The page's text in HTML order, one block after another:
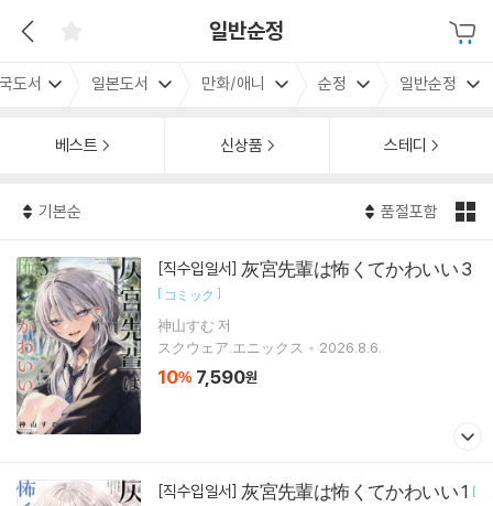
일반순정
도서 일본도서 만화/애니 순정 일반순정
베스트 신상품 스테디
기본순 품절포함
[직수입일서] 灰宮先輩は怖くてかわいい 3
[ コミック ]
神山すむ 저
スクウェア.エニックス
2026.8.6.
10% 7,590원
[직수입일서] 灰宮先輩は怖くてかわいい 1 [